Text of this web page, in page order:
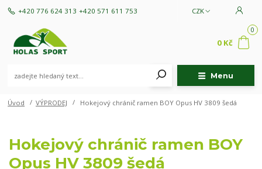
Menu
CZK
+420 776 624 313 +420 571 611 753
0
0 Kč
Úvod VÝPRODEJ Hokejový chránič ramen BOY Opus HV 3809 šedá
Hokejový chránič ramen BOY
Opus HV 3809 šedá